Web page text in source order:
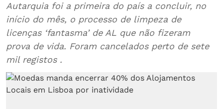
Autarquia foi a primeira do país a concluir, no
início do mês, o processo de limpeza de
licenças ‘fantasma’ de AL que não fizeram
prova de vida. Foram cancelados perto de sete
mil registos .